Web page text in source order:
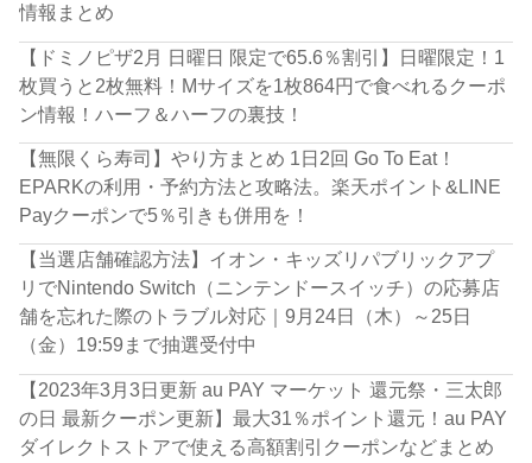
情報まとめ
【ドミノピザ2月 日曜日 限定で65.6％割引】日曜限定！1
枚買うと2枚無料！Mサイズを1枚864円で食べれるクーポ
ン情報！ハーフ＆ハーフの裏技！
【無限くら寿司】やり方まとめ 1日2回 Go To Eat！
EPARKの利用・予約方法と攻略法。楽天ポイント&LINE
Payクーポンで5％引きも併用を！
【当選店舗確認方法】イオン・キッズリパブリックアプ
リでNintendo Switch（ニンテンドースイッチ）の応募店
舗を忘れた際のトラブル対応｜9月24日（木）～25日
（金）19:59まで抽選受付中
【2023年3月3日更新 au PAY マーケット 還元祭・三太郎
の日 最新クーポン更新】最大31％ポイント還元！au PAY
ダイレクトストアで使える高額割引クーポンなどまとめ